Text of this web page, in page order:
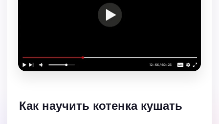
Как научить котенка кушать